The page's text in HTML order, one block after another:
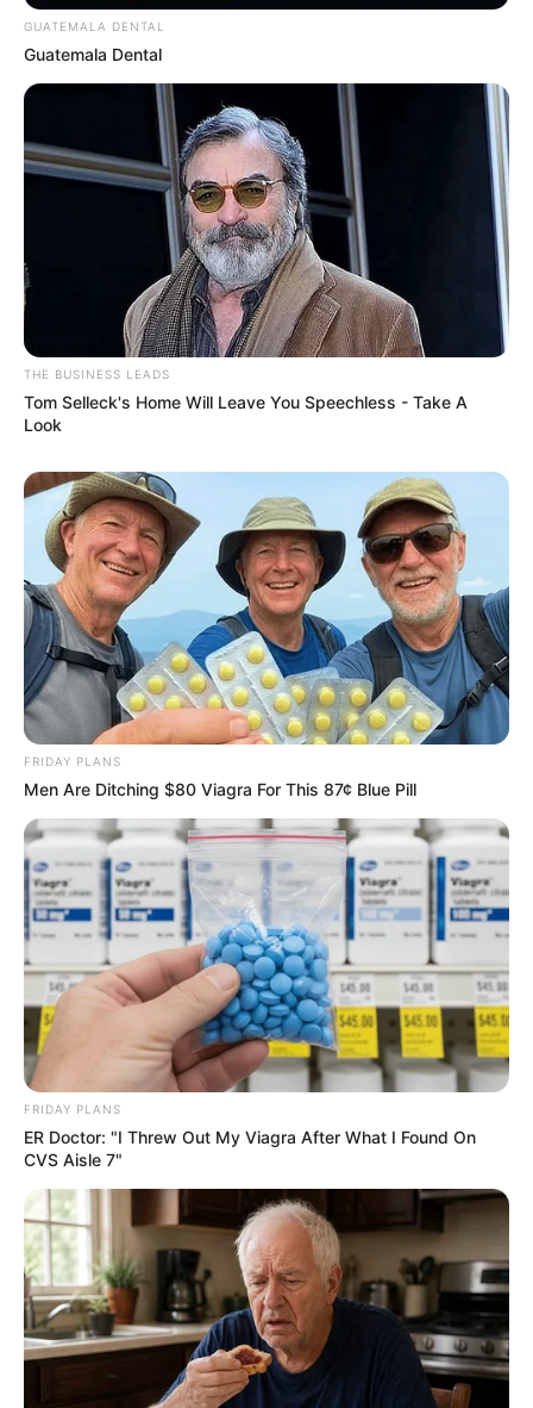
GUATEMALA DENTAL
Guatemala Dental
THE BUSINESS LEADS
Tom Selleck's Home Will Leave You Speechless - Take A
Look
FRIDAY PLANS
Men Are Ditching $80 Viagra For This 87¢ Blue Pill
FRIDAY PLANS
ER Doctor: "I Threw Out My Viagra After What I Found On
CVS Aisle 7"